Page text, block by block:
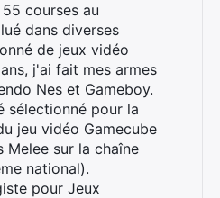
courses au
dans diverses
de jeux vidéo
j'ai fait mes armes
Nes et Gameboy.
sélectionné pour la
jeu vidéo Gamecube
Melee sur la chaîne
national).
pour Jeux